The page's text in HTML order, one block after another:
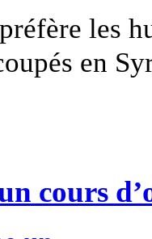
les
en
cours